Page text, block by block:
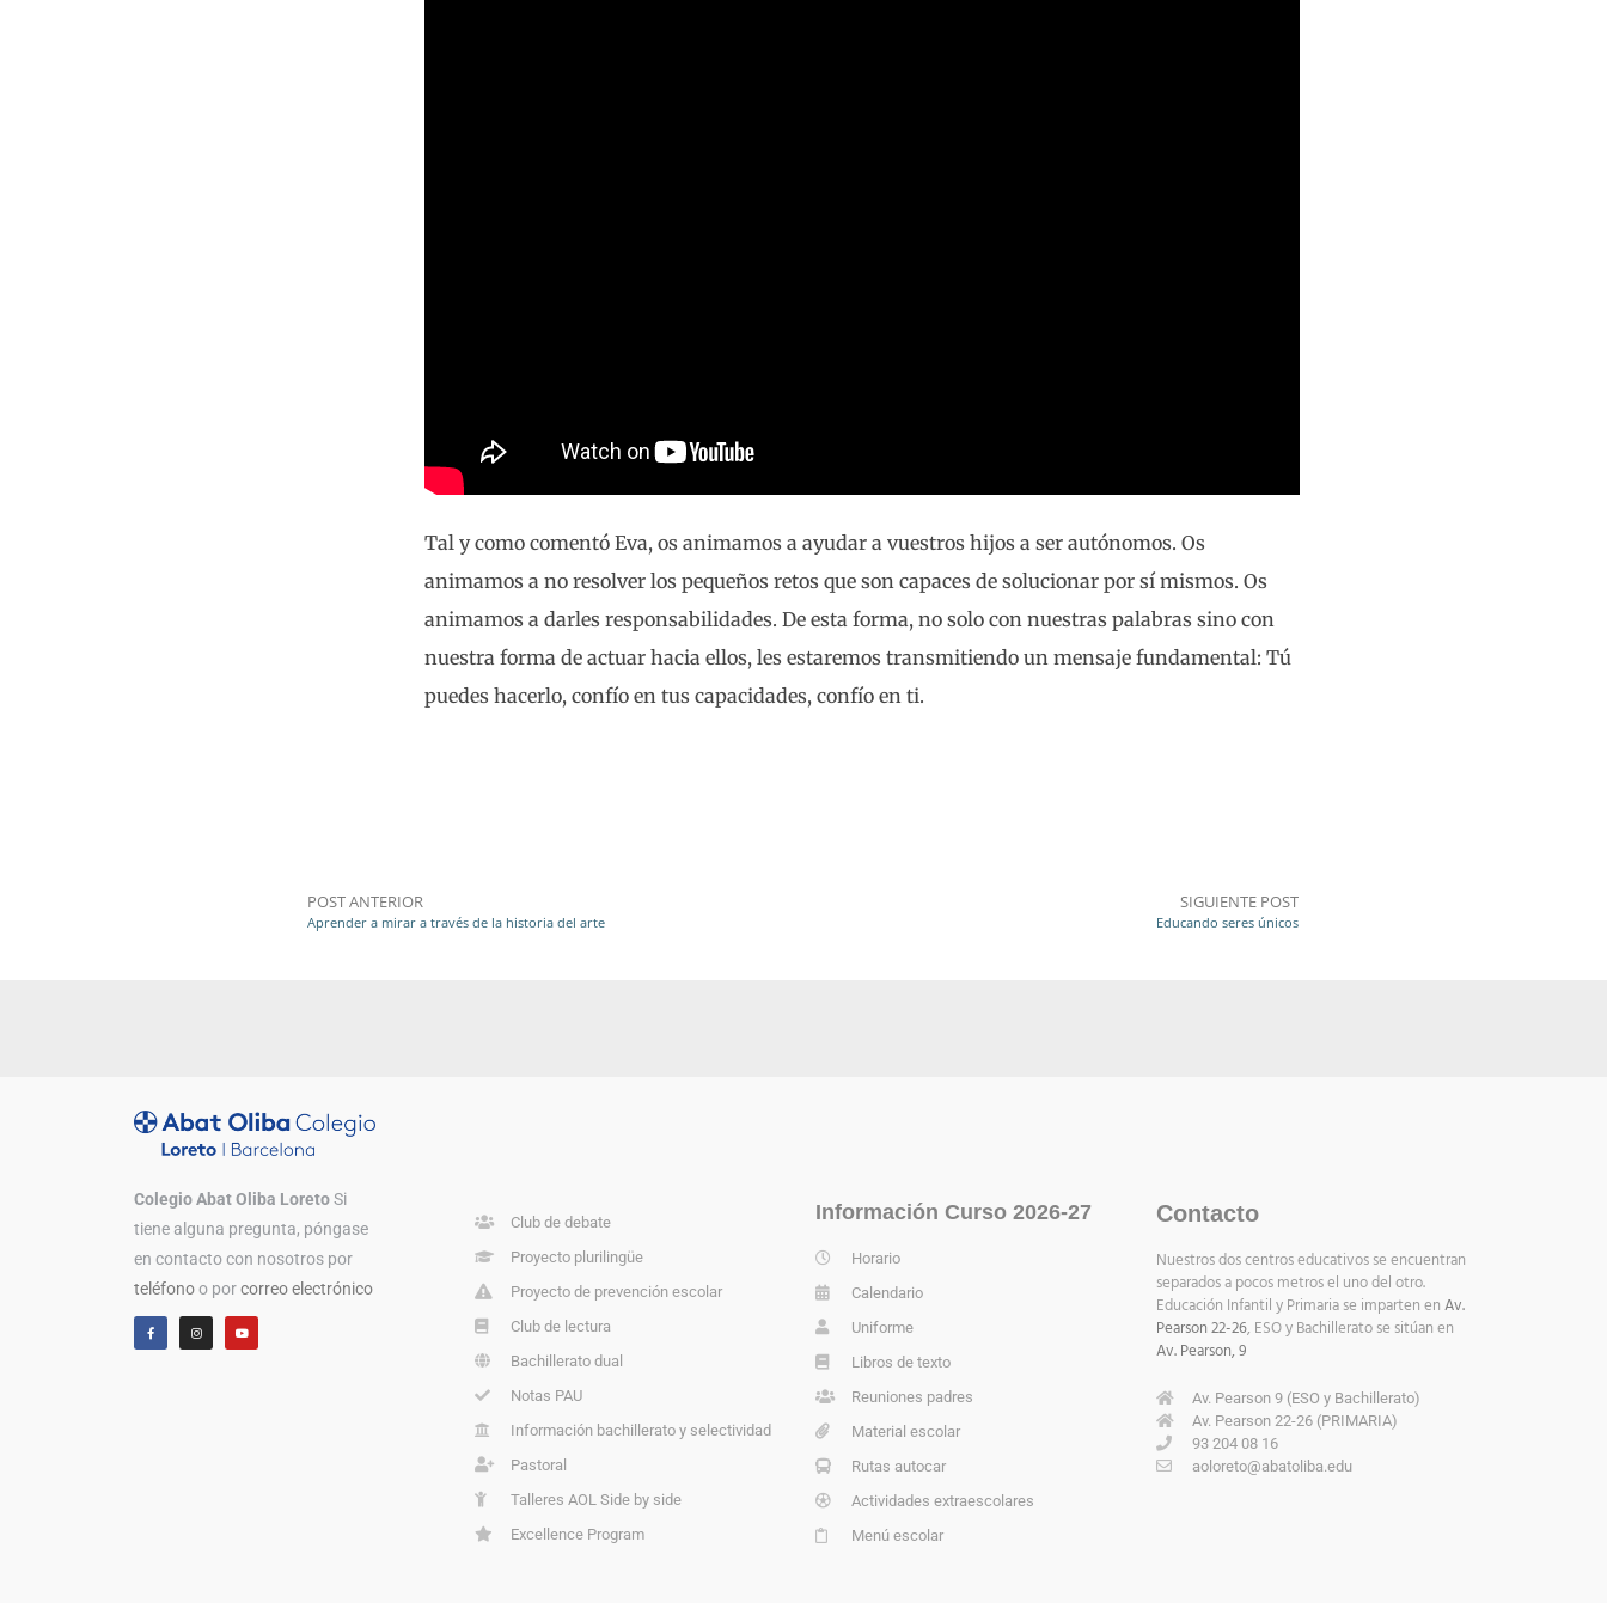
Tal y como comentó Eva, os animamos a ayudar a vuestros hijos a ser autónomos. Os
animamos a no resolver los pequeños retos que son capaces de solucionar por sí mismos. Os
animamos a darles responsabilidades. De esta forma, no solo con nuestras palabras sino con
nuestra forma de actuar hacia ellos, les estaremos transmitiendo un mensaje fundamental: Tú
puedes hacerlo, confío en tus capacidades, confío en ti.
POST ANTERIOR
Aprender a mirar a través de la historia del arte
SIGUIENTE POST
Educando seres únicos
Colegio Abat Oliba LoretoSi
tiene alguna pregunta, póngase
en contacto con nosotros por
teléfonoo porcorreo electrónico
Club de debate
Proyecto plurilingüe
Proyecto de prevención escolar
Club de lectura
Bachillerato dual
Notas PAU
Información bachillerato y selectividad
Pastoral
Talleres AOL Side by side
Excellence Program
Información Curso 2026-27
Horario
Calendario
Uniforme
Libros de texto
Reuniones padres
Material escolar
Rutas autocar
Actividades extraescolares
Menú escolar
Contacto
Nuestros dos centros educativos se encuentran
separados a pocos metros el uno del otro.
Educación Infantil y Primaria se imparten enAv.
Pearson 22-26, ESO y Bachillerato se sitúan en
Av. Pearson, 9
Av. Pearson 9 (ESO y Bachillerato)
Av. Pearson 22-26 (PRIMARIA)
93 204 08 16
aoloreto@abatoliba.edu